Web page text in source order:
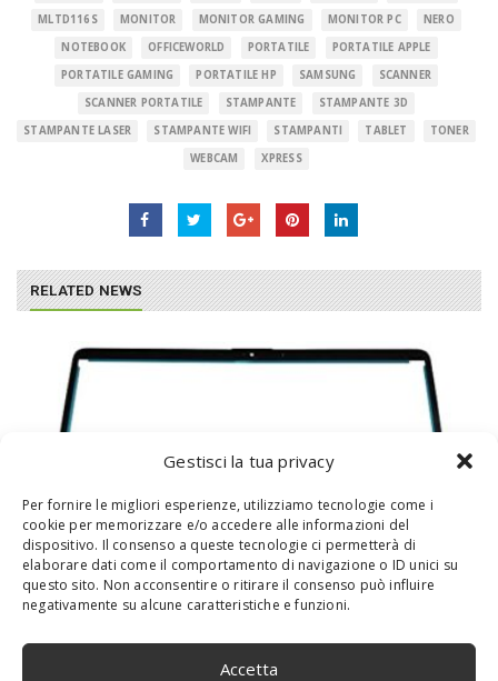
Gestisci la tua privacy
Per fornire le migliori esperienze, utilizziamo tecnologie come i
cookie per memorizzare e/o accedere alle informazioni del
dispositivo. Il consenso a queste tecnologie ci permetterà di
elaborare dati come il comportamento di navigazione o ID unici su
questo sito. Non acconsentire o ritirare il consenso può influire
negativamente su alcune caratteristiche e funzioni.
Accetta
MLTD116S
MONITOR MONITOR GAMING MONITOR PC
NERO
NOTEBOOK
OFFICEWORLD PORTATILE
PORTATILE APPLE
PORTATILE GAMING
PORTATILE HP SAMSUNG
SCANNER
SCANNER PORTATILE
STAMPANTE
STAMPANTE 3D
STAMPANTE LASER
STAMPANTE WIFI STAMPANTI TABLET
TONER
WEBCAM
XPRESS
RELATED NEWS
HP L63608-001 Accessori Originale per
Computer Portatile